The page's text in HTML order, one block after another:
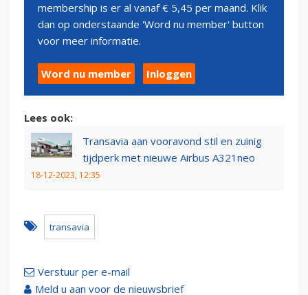
membership is er al vanaf € 5,45 per maand. Klik
dan op onderstaande 'Word nu member' button
voor meer informatie.
Word nu member Inloggen
Lees ook:
Transavia aan vooravond stil en zuinig
tijdperk met nieuwe Airbus A321neo
18-12-2023, 12:35
transavia
Verstuur per e-mail
Meld u aan voor de nieuwsbrief